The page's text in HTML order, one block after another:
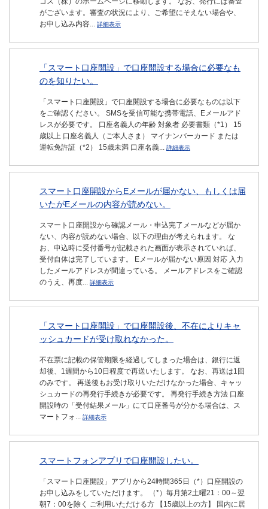
がございます。審査の状況により、ご希望にそえない場合や、
お申し込み内容... 詳細表示
「スマート口座開設」で口座開設する場合に必要なも
のを知りたい。
「スマート口座開設」で口座開設する場合に必要なものは以下
をご確認ください。 SMSを受信可能な携帯電話、Eメールアド
レスが必要です。 口座名義人の年齢 対象者 必要書類（*1） 15
歳以上 口座名義人（ご本人さま） マイナンバーカード または
運転免許証（*2） 15歳未満 口座名義... 詳細表示
スマート口座開設からEメールが届かない、もしくは届
いたがEメールの内容が読めない。
スマート口座開設から確認メール・申込完了メールなどが届か
ない、内容が読めない場合、以下の理由が考えられます。 な
お、申込時に受付番号が記載された画面が表示されていれば、
受付自体は完了しています。 Eメールが届かない原因 対応 入力
したメールアドレスが間違っている。 メールアドレスをご確認
のうえ、再度... 詳細表示
「スマート口座開設」で口座開設後、不在によりキャ
ッシュカードが受け取れなかった。
不在票に記載の保管期限を経過してしまった場合は、銀行に返
却後、1週間から10日程度で再送いたします。 なお、再送は1回
のみです。 再送後もお受け取りいただけなかった場合、キャッ
シュカードの再発行手続きが必要です。 再発行手続き方法 口座
開設時の「受付結果メール」にて口座番号が分かる場合は、ス
マートフォ... 詳細表示
スマートフォンアプリで口座開設したい。
「スマート口座開設」アプリから24時間365日（*）口座開設の
お申し込みをしていただけます。 （*）毎月第2土曜21：00～翌
朝7：00を除く ご利用いただける方 【15歳以上の方】 国内に居